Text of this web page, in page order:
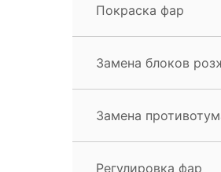
Покраска фар
Замена блоков
Замена
Регулировка фар